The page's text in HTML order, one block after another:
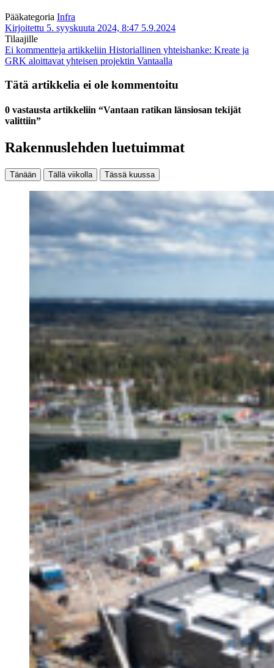
Pääkategoria Infra
Kirjoitettu 5. syyskuuta 2024, 8:47 5.9.2024
Tilaajille
Ei kommentteja artikkeliin Historiallinen yhteishanke: Kreate ja
GRK aloittavat yhteisen projektin Vantaalla
Tätä artikkelia ei ole kommentoitu
0 vastausta artikkeliin “Vantaan ratikan länsiosan tekijät
valittiin”
Rakennuslehden luetuimmat
Tänään Tällä viikolla Tässä kuussa